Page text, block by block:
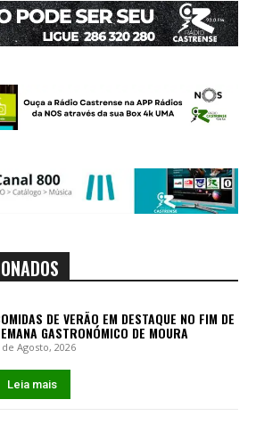
DE VERÃO EM DESTAQUE NO FIM DE
GASTRONÓMICO DE MOURA
de Agosto, 2026
Leia mais